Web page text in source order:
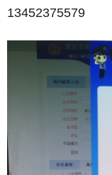
13452375579